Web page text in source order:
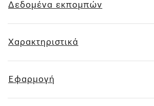
Δεδομένα εκπομπών
Χαρακτηριστικά
Εφαρμογή